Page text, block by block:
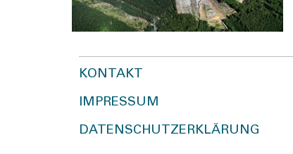
KONTAKT
IMPRESSUM
DATENSCHUTZERKLÄRUNG